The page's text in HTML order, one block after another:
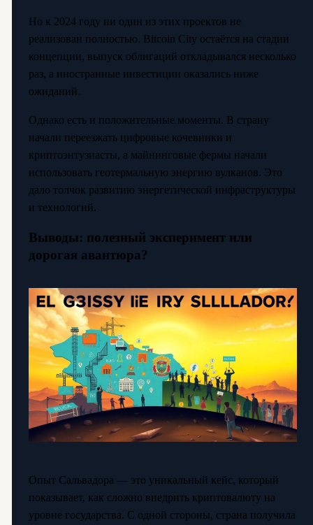
Но к 2024 году ни один из этих проектов не
реализован полностью. Bitcoin City остаётся на стадии
концепции, выпуск облигаций откладывался несколько
раз, а иностранные инвестиции оказались ниже
ожиданий.
Однако есть и положительные моменты. В страну
начали переезжать цифровые кочевники и
криптоэнтузиасты, а майнинговые фермы начали
использовать геотермальную энергию вулканов. Это
дало толчок развитию энергетической инфраструктуры
и технологий.
Выводы: полезный эксперимент или
дорогая авантюра?
Опыт Сальвадора — это уникальный кейс, который
показывает, как сложно внедрить криптовалюту на
уровне государства. С одной стороны, страна получила